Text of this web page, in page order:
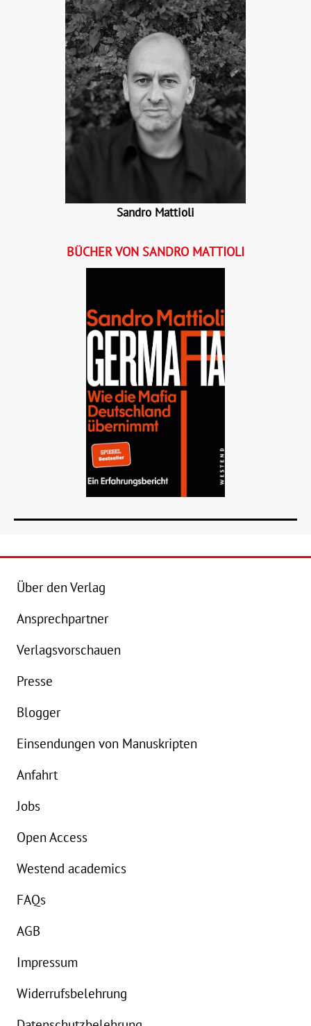
Sandro Mattioli
BÜCHER VON SANDRO MATTIOLI
Über den Verlag
Ansprechpartner
Verlagsvorschauen
Presse
Blogger
Einsendungen von Manuskripten
Anfahrt
Jobs
Open Access
Westend academics
FAQs
AGB
Impressum
Widerrufsbelehrung